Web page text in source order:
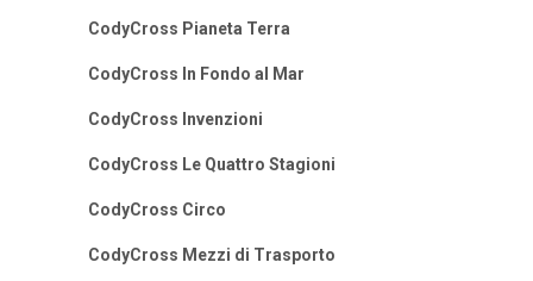
CodyCross Pianeta Terra
CodyCross In Fondo al Mar
CodyCross Invenzioni
CodyCross Le Quattro Stagioni
CodyCross Circo
CodyCross Mezzi di Trasporto